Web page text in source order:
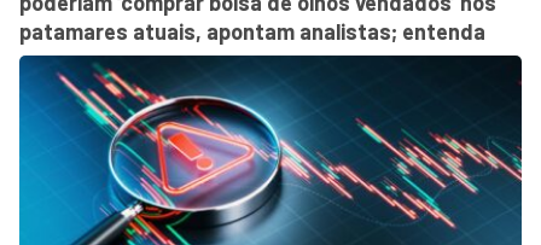
patamares atuais, apontam analistas; entenda